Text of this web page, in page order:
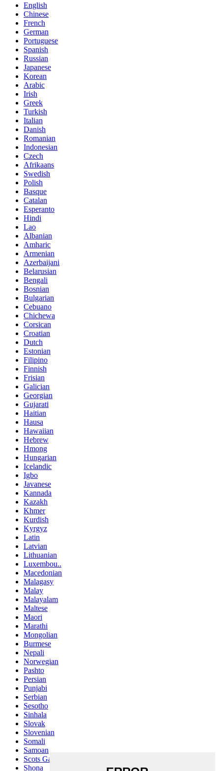
English
Chinese
French
German
Portuguese
Spanish
Russian
Japanese
Korean
Arabic
Irish
Greek
Turkish
Italian
Danish
Romanian
Indonesian
Czech
Afrikaans
Swedish
Polish
Basque
Catalan
Esperanto
Hindi
Lao
Albanian
Amharic
Armenian
Azerbaijani
Belarusian
Bengali
Bosnian
Bulgarian
Cebuano
Chichewa
Corsican
Croatian
Dutch
Estonian
Filipino
Finnish
Frisian
Galician
Georgian
Gujarati
Haitian
Hausa
Hawaiian
Hebrew
Hmong
Hungarian
Icelandic
Igbo
Javanese
Kannada
Kazakh
Khmer
Kurdish
Kyrgyz
Latin
Latvian
Lithuanian
Luxembou..
Macedonian
Malagasy
Malay
Malayalam
Maltese
Maori
Marathi
Mongolian
Burmese
Nepali
Norwegian
Pashto
Persian
Punjabi
Serbian
Sesotho
Sinhala
Slovak
Slovenian
Somali
Samoan
Scots Gaelic
Shona